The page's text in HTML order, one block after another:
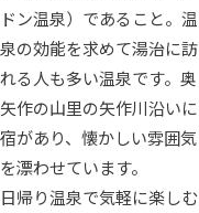
ドン温泉）であること。温
泉の効能を求めて湯治に訪
れる人も多い温泉です。奥
矢作の山里の矢作川沿いに
宿があり、懐かしい雰囲気
を漂わせています。
日帰り温泉で気軽に楽しむ